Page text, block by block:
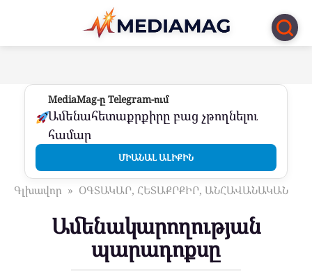
Перейти
контенту
MediaMag-ը Telegram-ում
Ամենահետաքրքիրը բաց չթողնելու
համար
ՄԻԱՆԱԼ ԱԼԻՔԻՆ
Գլխավոր » ՕԳՏԱԿԱՐ, ՀԵՏԱՔՐՔԻՐ, ԱՆՀԱՎԱՆԱԿԱՆ
Ամենակարողության
պարադոքսը